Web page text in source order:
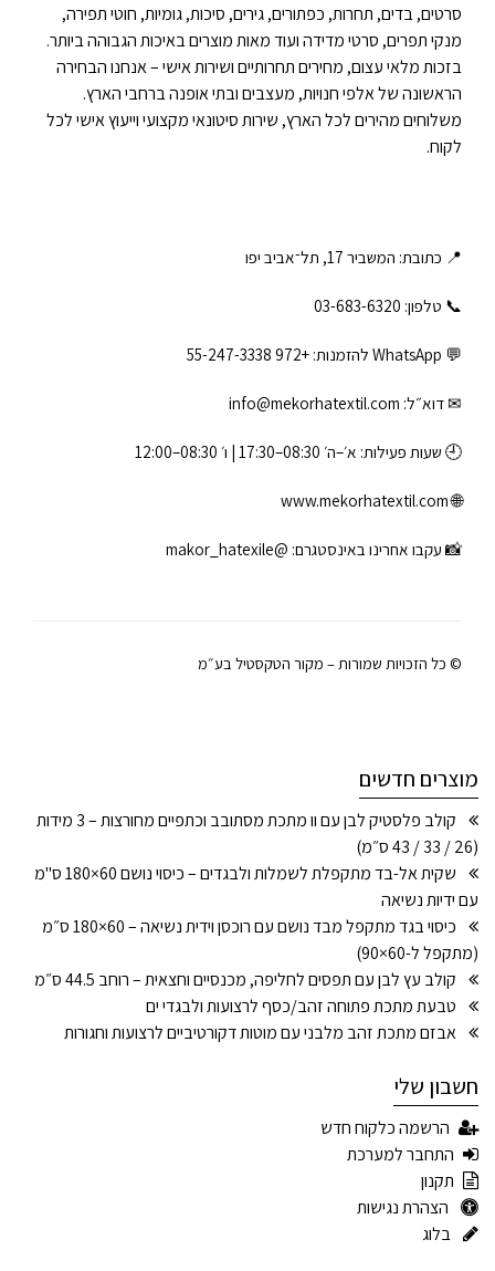
סרטים, בדים, תחרות, כפתורים, גירים, סיכות, גומיות, חוטי תפירה,
מנקי תפרים, סרטי מדידה ועוד מאות מוצרים באיכות הגבוהה ביותר.
בזכות מלאי עצום, מחירים תחרותיים ושירות אישי – אנחנו הבחירה
הראשונה של אלפי חנויות, מעצבים ובתי אופנה ברחבי הארץ.
משלוחים מהירים לכל הארץ, שירות סיטונאי מקצועי וייעוץ אישי לכל
לקוח.
📍 כתובת: המשביר 17, תל־אביב יפו
📞 טלפון: ‎03-683-6320
💬 WhatsApp להזמנות: +972 55-247-3338
✉ דוא״ל: info@mekorhatextil.com
🕘 שעות פעילות: א׳–ה׳ 08:30–17:30 | ו׳ 08:30–12:00
🌐
www.mekorhatextil.com
📸 עקבו אחרינו באינסטגרם: @makor_hatexile
© כל הזכויות שמורות – מקור הטקסטיל בע״מ
מוצרים חדשים
קולב פלסטיק לבן עם וו מתכת מסתובב וכתפיים מחורצות – 3 מידות
(26 / 33 / 43 ס״מ)
שקית אל-בד מתקפלת לשמלות ולבגדים – כיסוי נושם 60×180 ס"מ
עם ידיות נשיאה
כיסוי בגד מתקפל מבד נושם עם רוכסן וידית נשיאה – 60×180 ס״מ
(מתקפל ל-60×90)
קולב עץ לבן עם תפסים לחליפה, מכנסיים וחצאית – רוחב 44.5 ס״מ
טבעת מתכת פתוחה זהב/כסף לרצועות ולבגדי ים
אבזם מתכת זהב מלבני עם מוטות דקורטיביים לרצועות וחגורות
חשבון שלי
הרשמה כלקוח חדש
התחבר למערכת
תקנון
הצהרת נגישות
בלוג